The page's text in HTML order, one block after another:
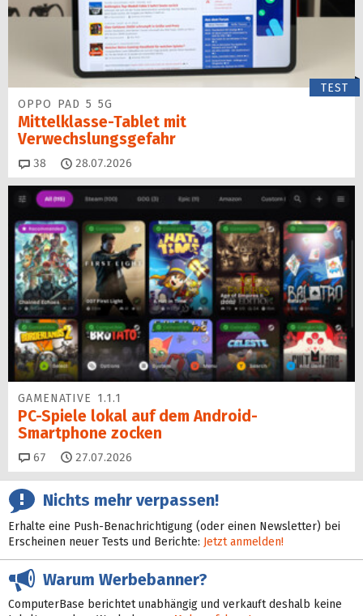
TEST
OPPO PAD 5 5G
Mittelklasse-Tablet mit
Verwechslungsgefahr
38 Kommentare
28.07.2026
GAMENATIVE 1.1.1
PC-Spiele lokal auf dem Android-
Smartphone zocken
67 Kommentare
27.07.2026
Nichts mehr verpassen!
Erhalte eine Push-Benachrichtigung (oder einen Newsletter) bei
Erscheinen neuer Tests und Berichte: Jetzt anmelden!
Warum Werbebanner?
ComputerBase berichtet unabhängig und verkauft deshalb keine